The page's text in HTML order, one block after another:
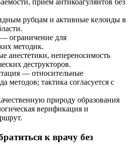
рубцам и активные келоиды в
ограничение для
методик.
анестетики, непереносимость
деструкторов.
— относительные
методов; тактика согласуется с
природу образования
верификация и
к врачу без